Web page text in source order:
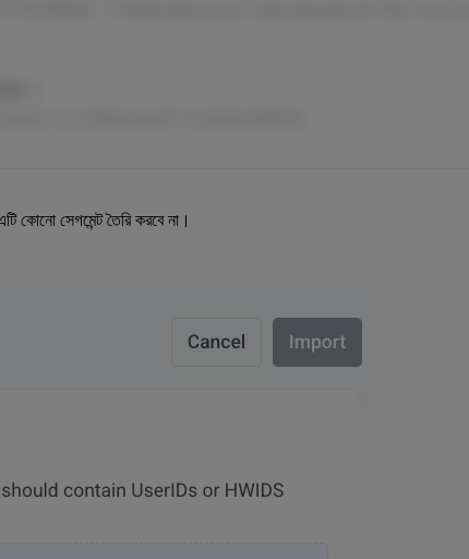
সেগমেন্ট তৈরি করবে না।